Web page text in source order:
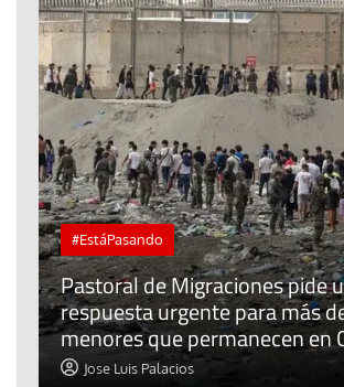
#EstáPasando
Pastoral de Migraciones pide
respuesta urgente para más
menores que permanecen en
Jose Luis Palacios